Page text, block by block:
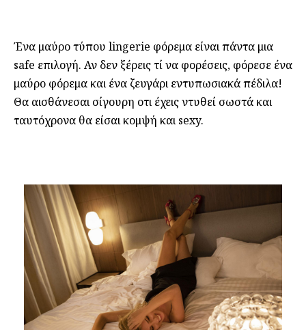
Ένα μαύρο τύπου lingerie φόρεμα είναι πάντα μια
safe επιλογή. Αν δεν ξέρεις τί να φορέσεις, φόρεσε ένα
μαύρο φόρεμα και ένα ζευγάρι εντυπωσιακά πέδιλα!
Θα αισθάνεσαι σίγουρη οτι έχεις ντυθεί σωστά και
ταυτόχρονα θα είσαι κομψή και sexy.